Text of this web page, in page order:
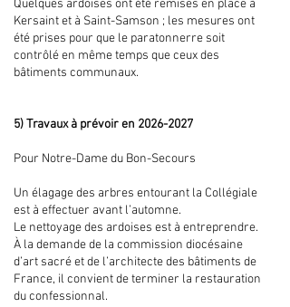
Quelques ardoises ont été remises en place à
Kersaint et à Saint-Samson ; les mesures ont
été prises pour que le paratonnerre soit
contrôlé en même temps que ceux des
bâtiments communaux.
5) Travaux à prévoir en 2026-2027
Pour Notre-Dame du Bon-Secours
Un élagage des arbres entourant la Collégiale
est à effectuer avant l’automne.
Le nettoyage des ardoises est à entreprendre.
À la demande de la commission diocésaine
d’art sacré et de l’architecte des bâtiments de
France, il convient de terminer la restauration
du confessionnal.